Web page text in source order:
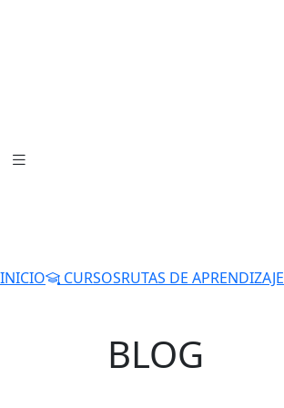
INICIO CURSOSRUTAS DE APRENDIZAJE
BLOG